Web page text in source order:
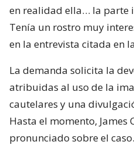
en realidad ella… la parte
Tenía un rostro muy
en la entrevista citada en
La demanda solicita la
atribuidas al uso de la
cautelares y una
Hasta el momento, James
pronunciado sobre el caso.